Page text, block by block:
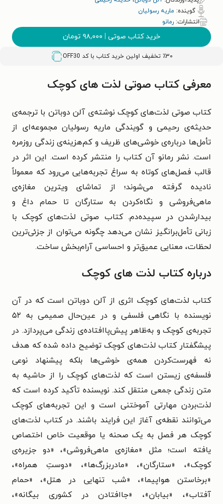
گوینده: ماریه رسولیان
انتشارات: رمانو
خرید کتاب صوتی | ۹۸,۰۰۰ تومان
٪۳۰ تخفیف اولین خرید کتاب با کد OFF30
معرفی کتاب صوتی لذت های کوچک
کتاب صوتی لذت‌های کوچک نوشته‌ی آلن دوباتن با ترجمه‌ی
حدیثه‌ی رحیمی و گویندگی ماریه رسولیان مجموعه‌ای از
تأمل‌ها درباره‌ی خوشی‌های ظریف و کم‌هزینه‌ی زندگی روزمره
است. نشر رمانو آن کتاب را منتشر کرده است. این اثر در
قالب فصل‌های کوتاه به سراغ تجربه‌هایی می‌رود که معمولاً
نادیده گرفته می‌شوند؛ از تماشای ویترین مغازه‌ی
ماهی‌فروشی و نگاه‌کردن به ستارگان تا حمام داغ و
بیدارشدن در سپیده‌دم. کتاب صوتی لذت‌های کوچک با
زبانی تأمل‌برانگیز نشان می‌دهد چگونه می‌توان از جزئی‌ترین
لحظات، معنایی عمیق‌تر و احساسی آرام‌بخش ساخت.
درباره کتاب لذت های کوچک
کتاب لذت‌های کوچک اثری از آلن دوباتن است که در آن
نویسنده با نگاهی فلسفی و در عین‌حال صمیمی به ۵۲
تجربه‌ی کوچک و به‌ظاهر پیش‌پاافتاده‌ی زندگی می‌پردازد. در
پیشگفتار کتاب لذت‌های کوچک توضیح داده شده که هدف
نه فهرست‌کردن همه‌ی خوشی‌ها بلکه پیشنهاد نوعی
فلسفه‌ی زیستن است که لذت‌های کوچک را از حاشیه به
متن زندگی جمعی منتقل کند. نویسنده تأکید کرده است که
لذت‌بردن مهارتی آموختنی است و این تجربه‌های کوچک
می‌توانند نقطه‌ی آغاز این فرایند باشند. در کتاب لذت‌های
کوچک هر فصل به یک صحنه یا موقعیت خاص اختصاص
یافته است؛ مثل «مغازه‌ی ماهی‌فروشی»، «دو جزیره‌ی
کوچک»، «ستارگان»، «مادربزرگ‌ها»، «دوستِ همراه»،
«برخاستن هواپیما»، «شب تنهایی در هتل»، «حمام
آفتاب»، «بیابان»، «جاافتادن در کشوری بیگانه»،